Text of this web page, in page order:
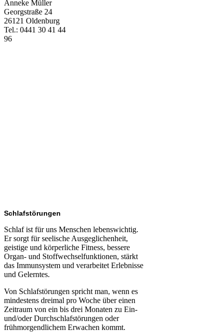
Anneke Müller
Georgstraße 24
26121 Oldenburg
Tel.: 0441 30 41 44
96
Schlafstörungen
Schlaf ist für uns Menschen lebenswichtig.
Er sorgt für seelische Ausgeglichenheit,
geistige und körperliche Fitness, bessere
Organ- und Stoffwechselfunktionen, stärkt
das Immunsystem und verarbeitet Erlebnisse
und Gelerntes.
Von Schlafstörungen spricht man, wenn es
mindestens dreimal pro Woche über einen
Zeitraum von ein bis drei Monaten zu Ein-
und/oder Durchschlafstörungen oder
frühmorgendlichem Erwachen kommt.